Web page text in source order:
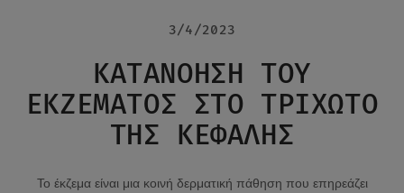
3/4/2023
ΚΑΤΑΝΌΗΣΗ ΤΟΥ
ΕΚΖΈΜΑΤΟΣ ΣΤΟ ΤΡΙΧΩΤΌ
ΤΗΣ ΚΕΦΑΛΉΣ
Το έκζεμα είναι μια κοινή δερματική πάθηση που επηρεάζει